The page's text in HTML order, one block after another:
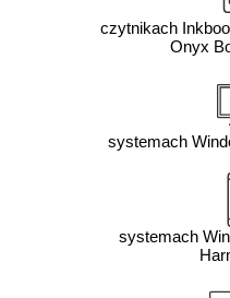
czytnikach
Onyx
systemach
systemach